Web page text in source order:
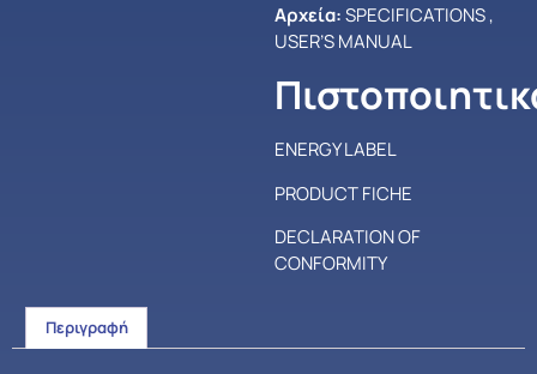
Αρχεία:SPECIFICATIONS,
USER’S MANUAL
ENERGY LABEL
PRODUCT FICHE
DECLARATION OF
CONFORMITY
Περιγραφή